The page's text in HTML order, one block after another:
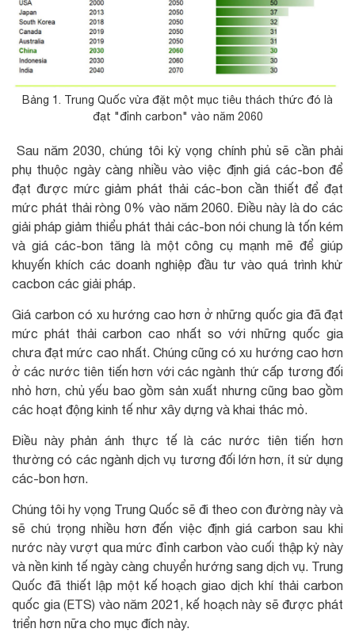
Bảng 1. Trung Quốc vừa đặt một mục tiêu thách thức đó là
đạt "đỉnh carbon" vào năm 2060
Sau năm 2030, chúng tôi kỳ vọng chính phủ sẽ cần phải
phụ thuộc ngày càng nhiều vào việc định giá các-bon để
đạt được mức giảm phát thải các-bon cần thiết để đạt
mức phát thải ròng 0% vào năm 2060. Điều này là do các
giải pháp giảm thiểu phát thải các-bon nói chung là tốn kém
và giá các-bon tăng là một công cụ mạnh mẽ để giúp
khuyến khích các doanh nghiệp đầu tư vào quá trình khử
cacbon các giải pháp.
Giá carbon có xu hướng cao hơn ở những quốc gia đã đạt
mức phát thải carbon cao nhất so với những quốc gia
chưa đạt mức cao nhất. Chúng cũng có xu hướng cao hơn
ở các nước tiên tiến hơn với các ngành thứ cấp tương đối
nhỏ hơn, chủ yếu bao gồm sản xuất nhưng cũng bao gồm
các hoạt động kinh tế như xây dựng và khai thác mỏ.
Điều này phản ánh thực tế là các nước tiên tiến hơn
thường có các ngành dịch vụ tương đối lớn hơn, ít sử dụng
các-bon hơn.
Chúng tôi hy vọng Trung Quốc sẽ đi theo con đường này và
sẽ chú trọng nhiều hơn đến việc định giá carbon sau khi
nước này vượt qua mức đỉnh carbon vào cuối thập kỷ này
và nền kinh tế ngày càng chuyển hướng sang dịch vụ. Trung
Quốc đã thiết lập một kế hoạch giao dịch khí thải carbon
quốc gia (ETS) vào năm 2021, kế hoạch này sẽ được phát
triển hơn nữa cho mục đích này.